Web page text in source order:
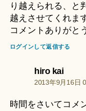
り越えられる、と
越えさせてくれま
コメントありがと
ログインして返信する
hiro kaiの
発
2013年9月16日
時間をさいてコメ